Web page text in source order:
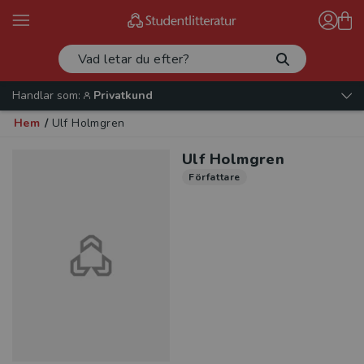
Handlar som:
Privatkund
Hem / Ulf Holmgren
Ulf Holmgren
Författare